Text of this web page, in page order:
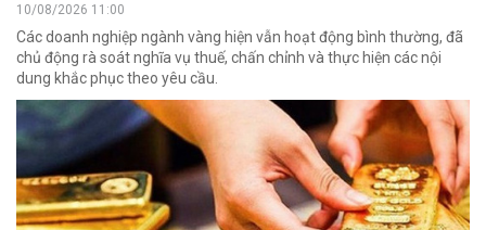
10/08/2026 11:00
Các doanh nghiệp ngành vàng hiện vẫn hoạt động bình thường, đã
chủ động rà soát nghĩa vụ thuế, chấn chỉnh và thực hiện các nội
dung khắc phục theo yêu cầu.